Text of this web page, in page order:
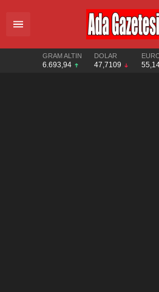
GRAM ALTIN
6.693,94
DOLAR
47,7109